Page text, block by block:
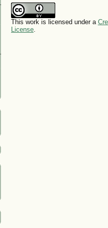
This work is licensed under a
License.